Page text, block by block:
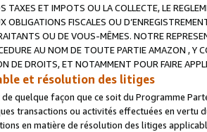
TAXES ET IMPOTS OU LA COLLECTE, LE
OBLIGATIONS FISCALES OU
OU DE VOUS-MÊMES. NOTRE
AU NOM DE TOUTE PARTIE AMAZON , Y
DE DROITS, ET NOTAMMENT POUR FAIRE
et résolution des litiges
quelque façon que ce soit du Programme
transactions ou activités effectuées en vertu
en matière de résolution des litiges